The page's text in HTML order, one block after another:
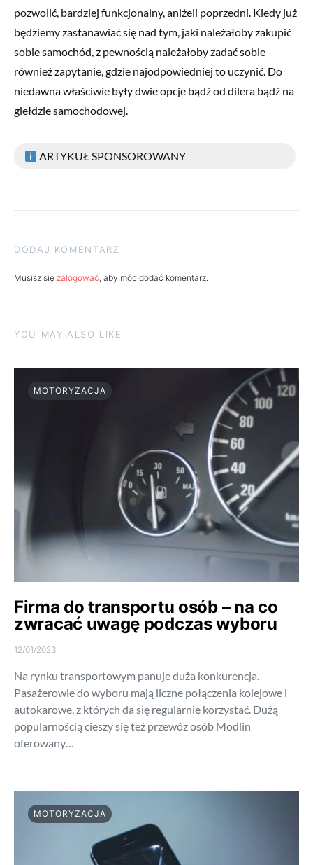
pozwolić, bardziej funkcjonalny, aniżeli poprzedni. Kiedy już
będziemy zastanawiać się nad tym, jaki należałoby zakupić
sobie samochód, z pewnością należałoby zadać sobie
również zapytanie, gdzie najodpowiedniej to uczynić. Do
niedawna właściwie były dwie opcje bądź od dilera bądź na
giełdzie samochodowej.
ARTYKUŁ SPONSOROWANY
DODAJ KOMENTARZ
Musisz się zalogować, aby móc dodać komentarz.
YOU MAY ALSO LIKE
MOTORYZACJA
Firma do transportu osób – na co
zwracać uwagę podczas wyboru
12/01/2023
Na rynku transportowym panuje duża konkurencja.
Pasażerowie do wyboru mają liczne połączenia kolejowe i
autokarowe, z których da się regularnie korzystać. Dużą
popularnością cieszy się też przewóz osób Modlin
oferowany…
MOTORYZACJA